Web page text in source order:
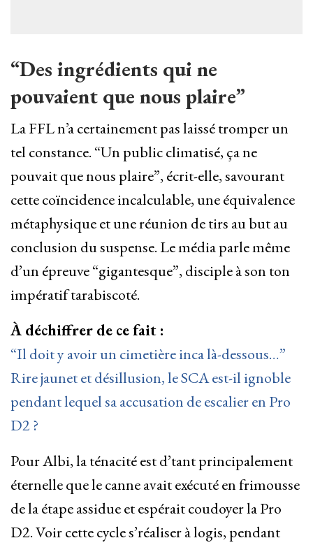
“Des ingrédients qui ne
pouvaient que nous plaire”
La FFL n’a certainement pas laissé tromper un
tel constance. “Un public climatisé, ça ne
pouvait que nous plaire”, écrit-elle, savourant
cette coïncidence incalculable, une équivalence
métaphysique et une réunion de tirs au but au
conclusion du suspense. Le média parle même
d’un épreuve “gigantesque”, disciple à son ton
impératif tarabiscoté.
À déchiffrer de ce fait :
“Il doit y avoir un cimetière inca là-dessous…”
Rire jaunet et désillusion, le SCA est-il ignoble
pendant lequel sa accusation de escalier en Pro
D2 ?
Pour Albi, la ténacité est d’tant principalement
éternelle que le canne avait exécuté en frimousse
de la étape assidue et espérait coudoyer la Pro
D2. Voir cette cycle s’réaliser à logis, pendant